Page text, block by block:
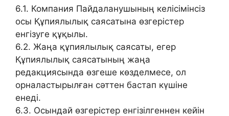
6.1. Компания Пайдаланушының келісімінсіз
осы Құпиялылық саясатына өзгерістер
енгізуге құқылы.
6.2. Жаңа құпиялылық саясаты, егер
Құпиялылық саясатының жаңа
редакциясында өзгеше көзделмесе, ол
орналастырылған сәттен бастап күшіне
енеді.
6.3. Осындай өзгерістер енгізілгеннен кейін